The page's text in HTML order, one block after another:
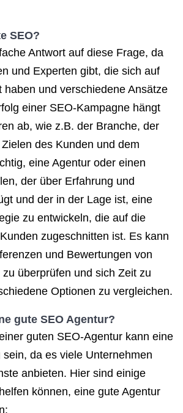
SEO?
Antwort auf diese Frage, da
und Experten gibt, die sich auf
haben und verschiedene Ansätze
einer SEO-Kampagne hängt
ab, wie z.B. der Branche, der
des Kunden und dem
eine Agentur oder einen
der über Erfahrung und
und der in der Lage ist, eine
zu entwickeln, die auf die
zugeschnitten ist. Es kann
und Bewertungen von
überprüfen und sich Zeit zu
Optionen zu vergleichen.
gute SEO Agentur?
guten SEO-Agentur kann eine
da es viele Unternehmen
anbieten. Hier sind einige
können, eine gute Agentur